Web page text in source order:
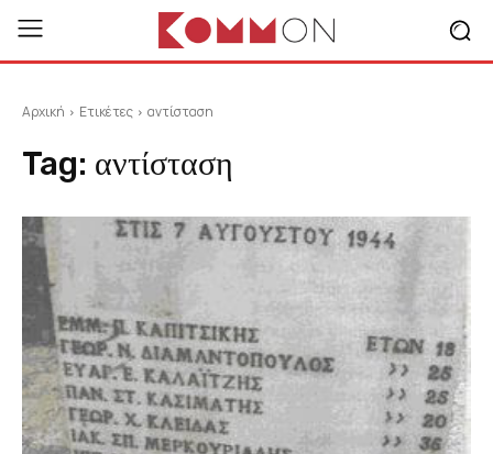
Αρχική Ετικέτες αντίσταση
Tag: αντίσταση